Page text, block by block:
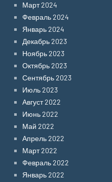
Март 2024
Февраль 2024
Январь 2024
Декабрь 2023
Ноябрь 2023
Октябрь 2023
Сентябрь 2023
Июль 2023
Август 2022
Июнь 2022
Май 2022
Апрель 2022
Март 2022
Февраль 2022
Январь 2022